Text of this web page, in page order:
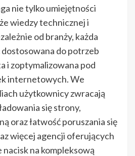
nie tylko umiejętności
wiedzy technicznej i
od branży, każda
do potrzeb
i zoptymalizowana pod
internetowych. We
użytkownicy zwracają
się strony,
oraz łatwość poruszania się
więcej agencji oferujących
na kompleksową